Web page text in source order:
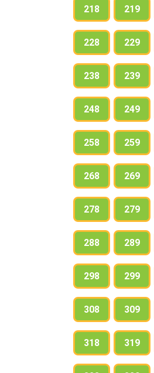
218 219
228 229
238 239
248 249
258 259
268 269
278 279
288 289
298 299
308 309
318 319